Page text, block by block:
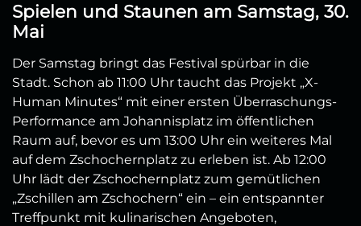
Spielen und Staunen am Samstag, 30.
Mai
Der Samstag bringt das Festival spürbar in die
Stadt. Schon ab 11:00 Uhr taucht das Projekt „X-
Human Minutes“ mit einer ersten Überraschungs-
Performance am Johannisplatz im öffentlichen
Raum auf, bevor es um 13:00 Uhr ein weiteres Mal
auf dem Zschochernplatz zu erleben ist. Ab 12:00
Uhr lädt der Zschochernplatz zum gemütlichen
„Zschillen am Zschochern“ ein – ein entspannter
Treffpunkt mit kulinarischen Angeboten,